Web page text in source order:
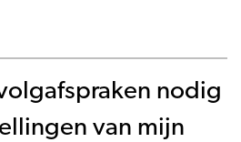
nodig
van mijn